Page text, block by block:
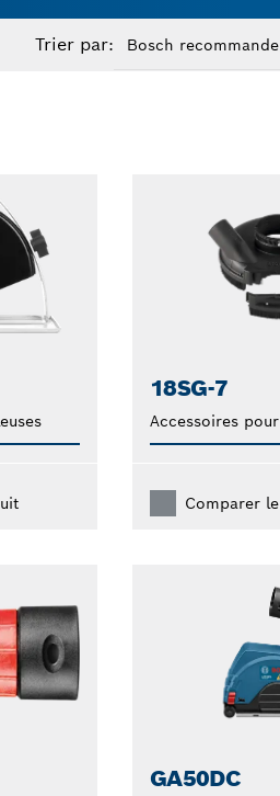
Trier par:
18SG-7
Accessoires
Comparer
GA50DC